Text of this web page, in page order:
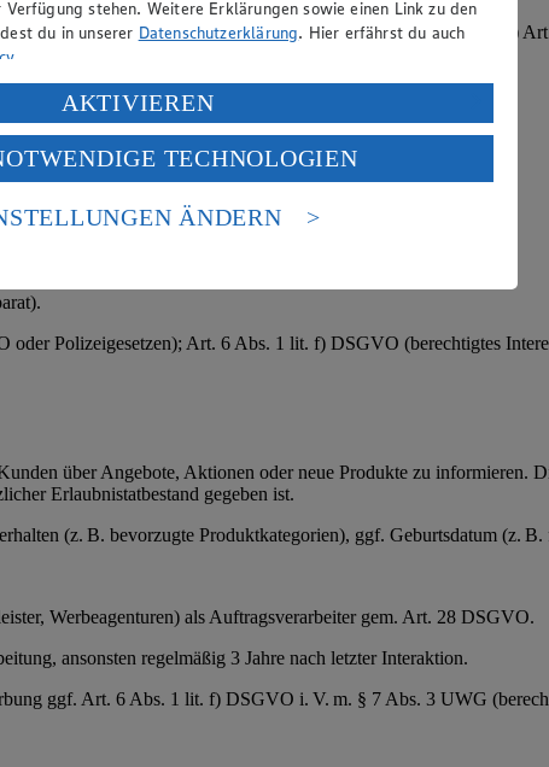
(Bewerbungsverfahren); bei sensiblen Daten (z. B. Gesundheit)
Polizeigesetzen); Art. 6 Abs. 1 lit. f) DSGVO (berechtigtes
über Angebote, Aktionen oder neue Produkte zu informieren.
Erlaubnistatbestand gegeben ist.
(z. B. bevorzugte Produktkategorien), ggf. Geburtsdatum (z. B.
Werbeagenturen) als Auftragsverarbeiter gem. Art. 28 DSGVO.
ansonsten regelmäßig 3 Jahre nach letzter Interaktion.
ggf. Art. 6 Abs. 1 lit. f) DSGVO i. V. m. § 7 Abs. 3 UWG
stehen. Weitere Erklärungen sowie einen Link zu den
du in unserer Datenschutzerklärung. Hier erfährst du auch
.
Daten in den USA durch Facebook und YouTube:
willigst du im Sinne des Art. 49 Abs. 1 Satz 1 lit. a) DSGVO
verarbeitet werden. Der EuGH sieht die USA als Land mit
nicht angemessenen Datenschutzniveau an. Es besteht das
amerikanische Behörden.
AKTIVIEREN
TECHNOLOGIEN
ÄNDERN